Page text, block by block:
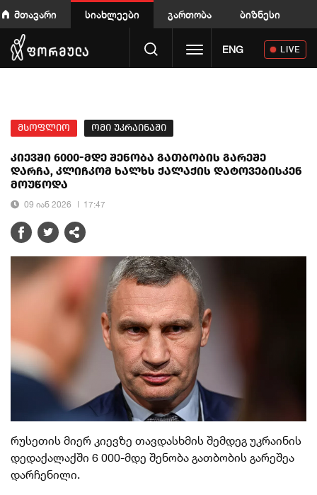
მთავარი სიახლეები გართობა ბიზნესი
Toggle navigation
ENG LIVE
მსოფლიო ომი უკრაინაში
კიევში 6000-მდე შენობა გათბობის გარეშე
დარჩა, კლიჩკომ ხალხს ქალაქის დატოვებისკენ
მოუწოდა
09 იან 2026 17:47
რუსეთის მიერ კიევზე თავდასხმის შემდეგ უკრაინის
დედაქალაქში 6 000-მდე შენობა გათბობის გარეშეა
დარჩენილი.